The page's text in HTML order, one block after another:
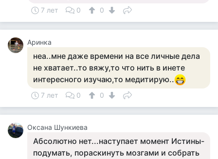
7 лет 0 0
Аринка
неа..мне даже времени на все личные дела
не хватает..то вяжу,то что нить в инете
интересного изучаю,то медитирую..
7 лет 0 0
Оксана Шункиева
Абсолютно нет...наступает момент Истины-
подумать, пораскинуть мозгами и собрать